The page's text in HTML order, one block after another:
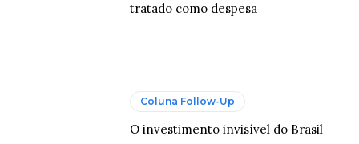
tratado como despesa
Coluna Follow-Up
O investimento invisível do Brasil